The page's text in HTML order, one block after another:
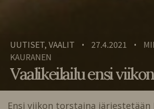
UUTISET, VAALIT • 27.4.2021 •
KAURANEN
Vaalikeilailu ensi
Ensi viikon torstaina järjestetään